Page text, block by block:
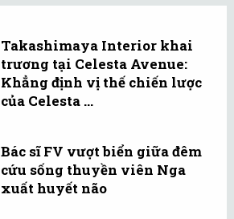
Takashimaya Interior khai
trương tại Celesta Avenue:
Khẳng định vị thế chiến lược
của Celesta ...
Bác sĩ FV vượt biển giữa đêm
cứu sống thuyền viên Nga
xuất huyết não